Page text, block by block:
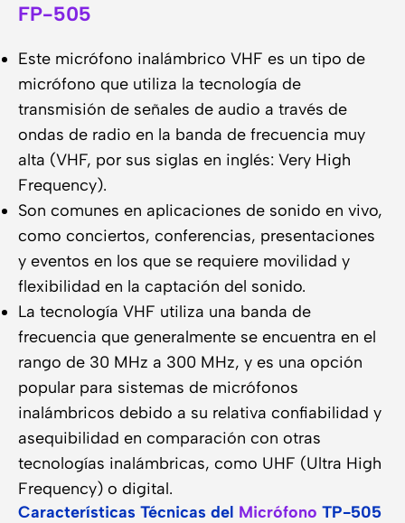
FP-505
Este micrófono inalámbrico VHF es un tipo de
micrófono que utiliza la tecnología de
transmisión de señales de audio a través de
ondas de radio en la banda de frecuencia muy
alta (VHF, por sus siglas en inglés: Very High
Frequency).
Son comunes en aplicaciones de sonido en vivo,
como conciertos, conferencias, presentaciones
y eventos en los que se requiere movilidad y
flexibilidad en la captación del sonido.
La tecnología VHF utiliza una banda de
frecuencia que generalmente se encuentra en el
rango de 30 MHz a 300 MHz, y es una opción
popular para sistemas de micrófonos
inalámbricos debido a su relativa confiabilidad y
asequibilidad en comparación con otras
tecnologías inalámbricas, como UHF (Ultra High
Frequency) o digital.
Características Técnicas del Micrófono TP-505